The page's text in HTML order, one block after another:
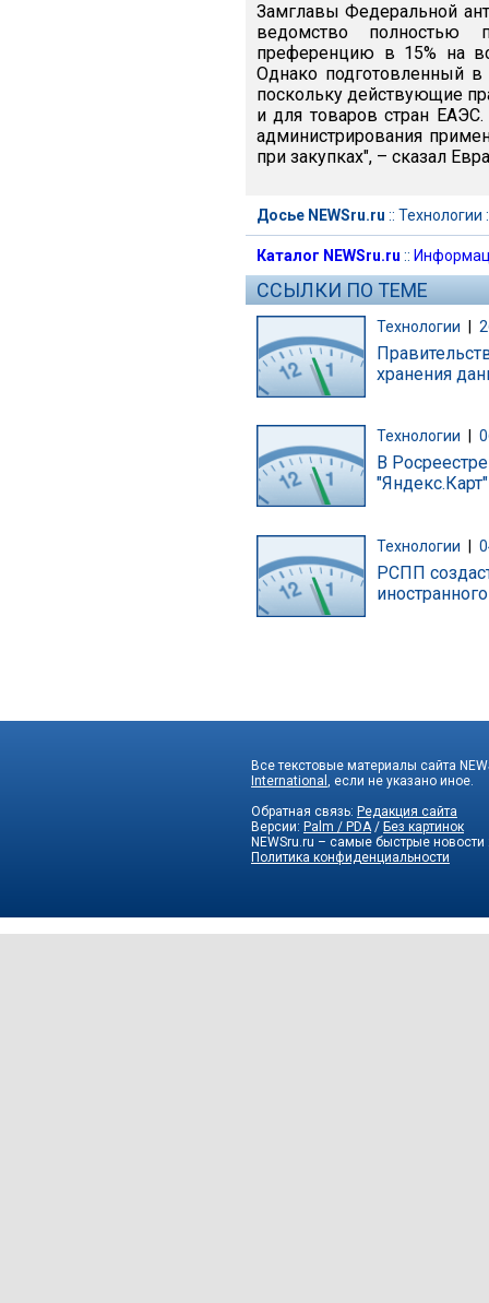
Замглавы Федеральной
ведомство полностью
преференцию в 15% на
Однако подготовленный в
поскольку действующие
и для товаров стран
администрирования
при закупках", – сказал
Досье NEWSru.ru :: Технологии
Каталог NEWSru.ru ::
ССЫЛКИ ПО ТЕМЕ
Технологии
хранения
Технологии
В
"Яндекс.Карт"
Технологии |
РСПП
Все текстовые материалы сайта
International
, если не указано иное.
Обратная связь: Редакция сайта
Версии: Palm / PDA / Без картинок
NEWSru.ru – самые быстрые новости
Политика конфиденциальности